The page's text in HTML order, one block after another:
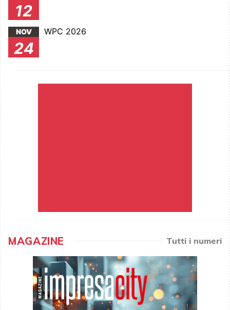
12
NOV
24
WPC 2026
MAGAZINE Tutti i numeri